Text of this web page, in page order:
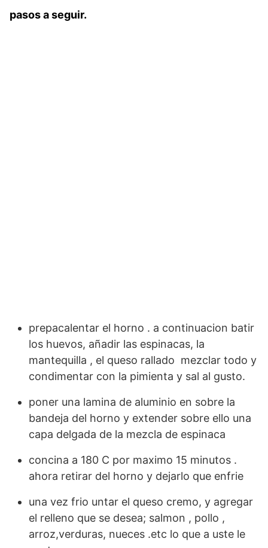
pasos a seguir.
prepacalentar el horno . a continuacion batir
los huevos, añadir las espinacas, la
mantequilla , el queso rallado mezclar todo y
condimentar con la pimienta y sal al gusto.
poner una lamina de aluminio en sobre la
bandeja del horno y extender sobre ello una
capa delgada de la mezcla de espinaca
concina a 180 C por maximo 15 minutos .
ahora retirar del horno y dejarlo que enfrie
una vez frio untar el queso cremo, y agregar
el relleno que se desea; salmon , pollo ,
arroz,verduras, nueces .etc lo que a uste le